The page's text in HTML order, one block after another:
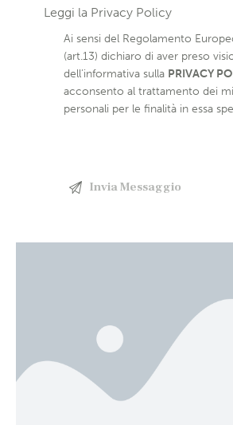
Leggi la Privacy Policy
Ai sensi del Regolamento
(art.13) dichiaro di aver preso
dell’informativa sulla PRIVACY
acconsento al trattamento dei
personali per le finalità in essa